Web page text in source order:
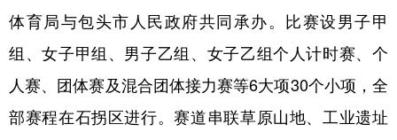
法律 中央文件 金融 汽车
食品 人居 信息化 数字经济
学术中国 乡村振兴 银龄 溯源中国
体育局与包头市人民政府共同承办。比赛设男子甲
组、女子甲组、男子乙组、女子乙组个人计时赛、个
人赛、团体赛及混合团体接力赛等6大项30个小项，全
部赛程在石拐区进行。赛道串联草原山地、工业遗址